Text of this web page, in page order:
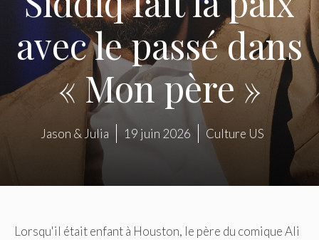
avec le passé dans
« Mon père »
Jason & Julia 19 juin 2026 Culture US
Lorsqu'il était enfant à Houston, le père du comique Ali